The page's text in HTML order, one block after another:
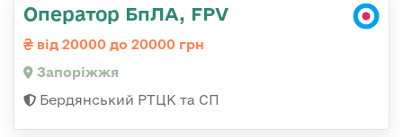
Оператор БпЛА, FPV
від 20000 до 20000 грн
Запоріжжя
Бердянський РТЦК та СП